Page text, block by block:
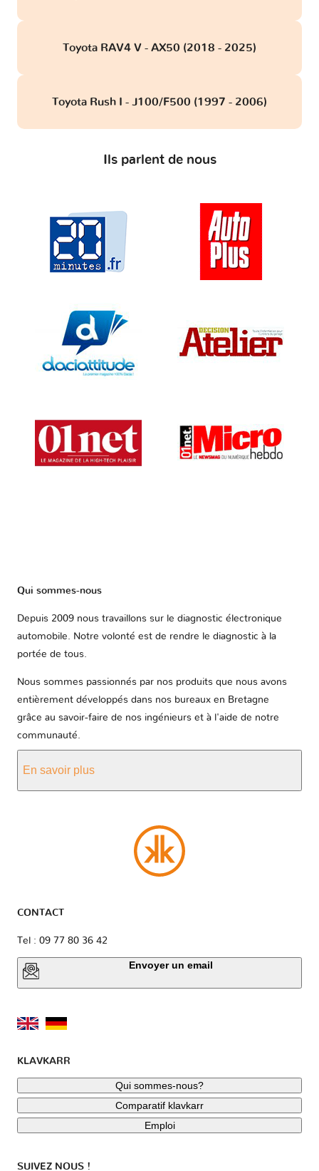
Toyota RAV4 V - AX50 (2018 - 2025)
Toyota Rush I - J100/F500 (1997 - 2006)
Ils parlent de nous
Qui sommes-nous
Depuis 2009 nous travaillons sur le diagnostic électronique
automobile. Notre volonté est de rendre le diagnostic à la
portée de tous.
Nous sommes passionnés par nos produits que nous avons
entièrement développés dans nos bureaux en Bretagne
grâce au savoir-faire de nos ingénieurs et à l'aide de notre
communauté.
En savoir plus
CONTACT
Tel : 09 77 80 36 42
Envoyer un email
KLAVKARR
Qui sommes-nous?
Comparatif klavkarr
Emploi
SUIVEZ NOUS !